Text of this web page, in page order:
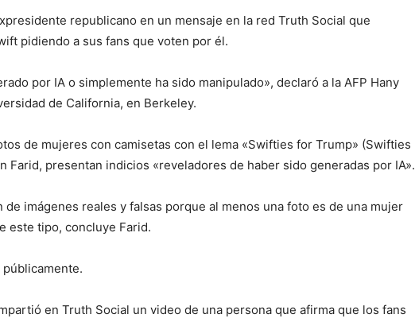
republicano en un mensaje en la red Truth Social que
pidiendo a sus fans que voten por él.
por IA o simplemente ha sido manipulado», declaró a la AFP Hany
de California, en Berkeley.
de mujeres con camisetas con el lema «Swifties for Trump» (Swifties
Farid, presentan indicios «reveladores de haber sido generadas por IA».
de imágenes reales y falsas porque al menos una foto es de una mujer
este tipo, concluye Farid.
en Truth Social un video de una persona que afirma que los fans